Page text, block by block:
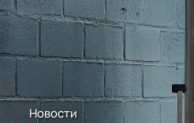
Новости